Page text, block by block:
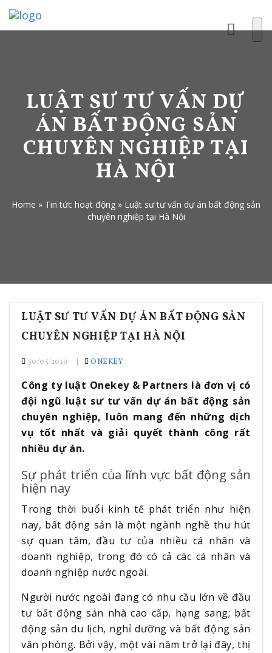
LUẬT SƯ TƯ VẤN DỰ
ÁN BẤT ĐỘNG SẢN
CHUYÊN NGHIỆP TẠI
HÀ NỘI
Home » Tin tức hoạt động » Luật sư tư vấn dự án bất động sản
chuyên nghiệp tại Hà Nội
LUẬT SƯ TƯ VẤN DỰ ÁN BẤT ĐỘNG SẢN
CHUYÊN NGHIỆP TẠI HÀ NỘI
30/05/2019 ONEKEY
Công ty luật Onekey & Partners là đơn vị có
đội ngũ luật sư tư vấn dự án bất động sản
chuyên nghiệp, luôn mang đến những dịch
vụ tốt nhất và giải quyết thành công rất
nhiều dự án.
Sự phát triển của lĩnh vực bất động sản
hiện nay
Trong thời buổi kinh tế phát triển như hiện
nay, bất động sản là một ngành nghề thu hút
sự quan tâm, đầu tư của nhiều cá nhân và
doanh nghiệp, trong đó có cả các cá nhân và
doanh nghiệp nước ngoài.
Người nước ngoài đang có nhu cầu lớn về đầu
tư bất động sản nhà cao cấp, hạng sang; bất
động sản du lịch, nghỉ dưỡng và bất động sản
văn phòng. Bởi vậy, một vài năm trở lại đây, thị